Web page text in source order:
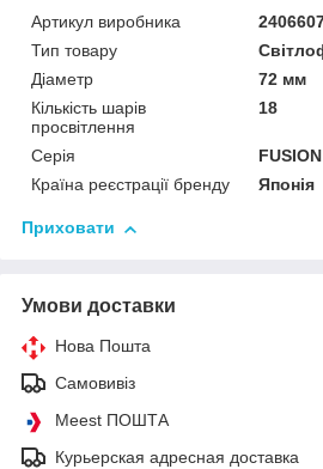
Артикул виробника
Тип товару
Діаметр
72 мм
Кількість шарів
просвітлення
18
Серія
Країна реєстрації бренду
Японія
Приховати
Умови доставки
Нова Пошта
Самовивіз
Meest ПОШТА
Курьерская адресная доставка